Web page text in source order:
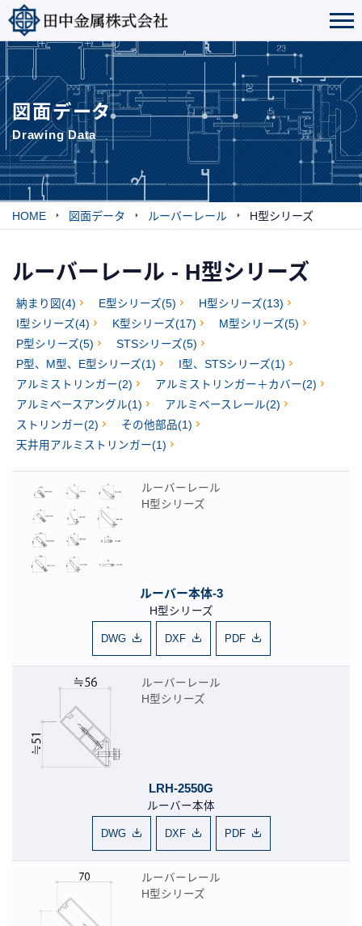
図面データ
Drawing Data
HOME 図面データ ルーバーレール H型シリーズ
ルーバーレール - H型シリーズ
納まり図(4) E型シリーズ(5)
H型シリーズ(13)
I型シリーズ(4)
K型シリーズ(17)
M型シリーズ(5)
P型シリーズ(5)
STSシリーズ(5)
P型、M型、E型シリーズ(1)
I型、STSシリーズ(1)
アルミストリンガー(2)
アルミストリンガー＋カバー(2)
アルミベースアングル(1)
アルミベースレール(2)
ストリンガー(2)
その他部品(1)
天井用アルミストリンガー(1)
ルーバーレール
H型シリーズ
ルーバー本体-3
H型シリーズ
DWG DXF PDF
ルーバーレール
H型シリーズ
LRH-2550G
ルーバー本体
DWG DXF PDF
ルーバーレール
H型シリーズ